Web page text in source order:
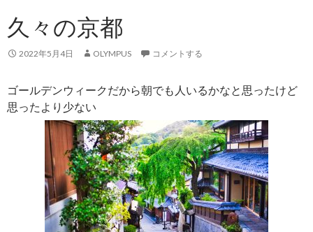
久々の京都
2022年5月4日 OLYMPUS コメントする
ゴールデンウィークだから朝でも人いるかなと思ったけど
思ったより少ない